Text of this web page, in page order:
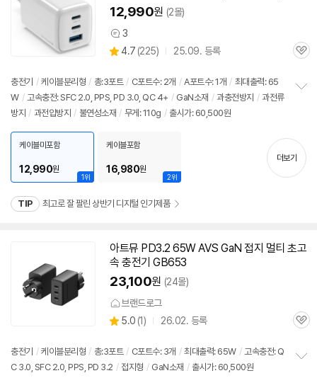
12,990원 (2몰)
상
품
견
3
별
4.7 (상
리
뷰
225) 25.09. 등록
관
충전기 / 케이블분리형 / 총:3포트 / C포트수: 2개 / A포트수: 1개 / 최대출력: 65
W / 고속충전: SFC 2.0, PPS, PD 3.0, QC 4+ / GaN소재 / 과충전방지 / 과전류
방지 / 과전압방지 / 불연성소재 / 무게: 110g / 출시가: 60,500원
기
1위
케이블미포함
12,990원
2위
케이블포함
16,980원
더보기
TIP 최고로 잘 팔린 상반기 디지털 인기제품
아트뮤 PD3.2 65WAVS GaN 접지 멀티 초고
속 충전기 GB653
23,100원 (24몰)
브랜드로그
별
5.0 (상
리
뷰
1) 26.02. 등록
관
충전기 / 케이블분리형 / 총:3포트 / C포트수: 3개 / 최대출력: 65W / 고속충전: Q
C 3.0, SFC 2.0, PPS, PD 3.2 / 접지형 / GaN소재 / 출시가: 60,500원